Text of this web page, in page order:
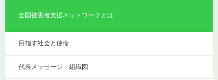
全国被害者支援ネットワークとは
目指す社会と使命
代表メッセージ・組織図